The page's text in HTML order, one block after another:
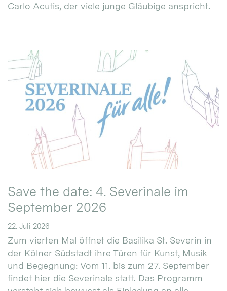
Carlo Acutis, der viele junge Gläubige anspricht.
Save the date: 4. Severinale im
September 2026
22. Juli 2026
Zum vierten Mal öffnet die Basilika St. Severin in
der Kölner Südstadt ihre Türen für Kunst, Musik
und Begegnung: Vom 11. bis zum 27. September
findet hier die Severinale statt. Das Programm